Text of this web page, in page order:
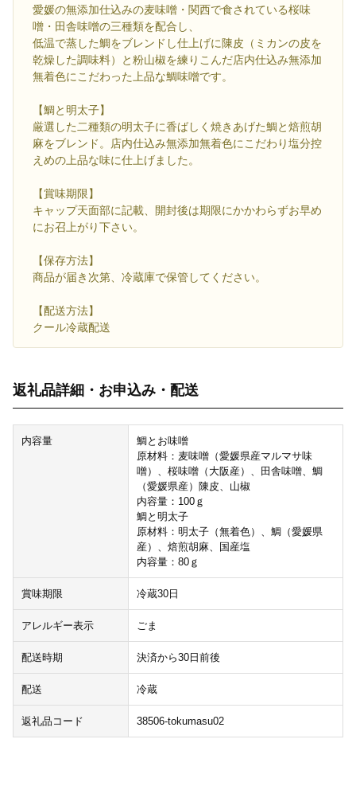
愛媛の無添加仕込みの麦味噌・関西で食されている桜味
噌・田舎味噌の三種類を配合し、
低温で蒸した鯛をブレンドし仕上げに陳皮（ミカンの皮を
乾燥した調味料）と粉山椒を練りこんだ店内仕込み無添加
無着色にこだわった上品な鯛味噌です。
【鯛と明太子】
厳選した二種類の明太子に香ばしく焼きあげた鯛と焙煎胡
麻をブレンド。店内仕込み無添加無着色にこだわり塩分控
えめの上品な味に仕上げました。
【賞味期限】
キャップ天面部に記載、開封後は期限にかかわらずお早め
にお召上がり下さい。
【保存方法】
商品が届き次第、冷蔵庫で保管してください。
【配送方法】
クール冷蔵配送
返礼品詳細・お申込み・配送
内容量
鯛とお味噌
原材料：麦味噌（愛媛県産マルマサ味
噌）、桜味噌（大阪産）、田舎味噌、鯛
（愛媛県産）陳皮、山椒
内容量：100ｇ
鯛と明太子
原材料：明太子（無着色）、鯛（愛媛県
産）、焙煎胡麻、国産塩
内容量：80ｇ
賞味期限 冷蔵30日
アレルギー表示 ごま
配送時期 決済から30日前後
配送 冷蔵
返礼品コード 38506-tokumasu02